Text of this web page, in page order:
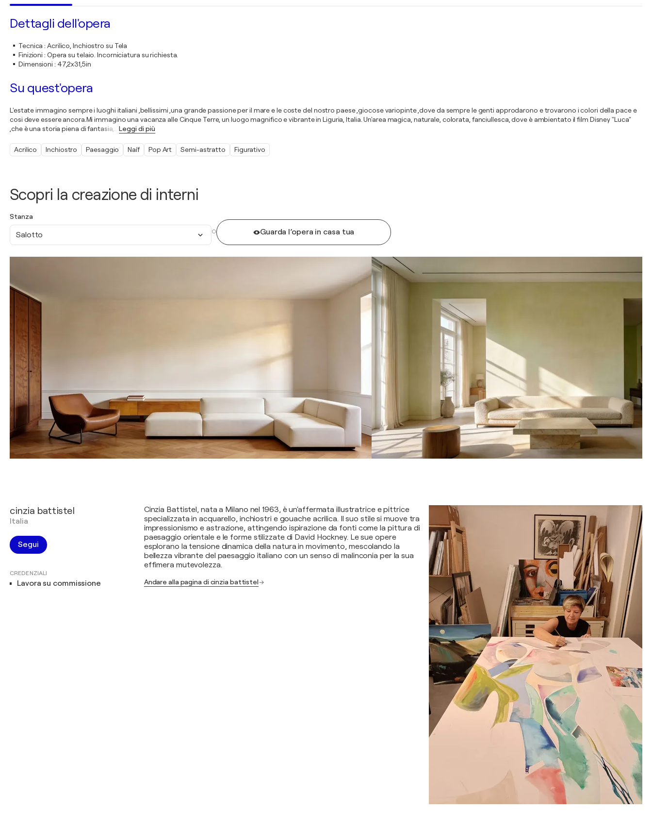
Scopri la creazione di interni
Stanza
Salotto O Guarda l’opera in casa tua
Dettagli dell'opera
Tecnica :Acrilico, Inchiostro su Tela
Finizioni : Opera su telaio. Incorniciatura su richiesta.
Dimensioni : 47,2x31,5in
Su quest'opera
L'estate immagino sempre i luoghi italiani ,bellissimi ,una grande passione per il mare e le coste del nostro paese ,giocose variopinte ,dove da sempre le genti approdarono e trovarono i colori della pace e
cosi deve essere ancora.Mi immagino una vacanza alle Cinque Terre, un luogo magnifico e vibrante in Liguria, Italia. Un'area magica, naturale, colorata, fanciullesca, dove è ambientato il film Disney "Luca"
,che è una storia piena di fantasia,
Leggi di più
Acrilico Inchiostro Paesaggio Naíf Pop Art Semi-astratto Figurativo
cinzia battistel
Italia
Segui
CREDENZIALI
Lavora su commissione
Cinzia Battistel, nata a Milano nel 1963, è un'affermata illustratrice e pittrice
specializzata in acquarello, inchiostri e gouache acrilica. Il suo stile si muove tra
impressionismo e astrazione, attingendo ispirazione da fonti come la pittura di
paesaggio orientale e le forme stilizzate di David Hockney. Le sue opere
esplorano la tensione dinamica della natura in movimento, mescolando la
bellezza vibrante del paesaggio italiano con un senso di malinconia per la sua
effimera mutevolezza.
Andare alla pagina di cinzia battistel